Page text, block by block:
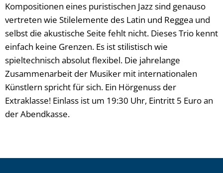
Kompositionen eines puristischen Jazz sind genauso
vertreten wie Stilelemente des Latin und Reggea und
selbst die akustische Seite fehlt nicht. Dieses Trio kennt
einfach keine Grenzen. Es ist stilistisch wie
spieltechnisch absolut flexibel. Die jahrelange
Zusammenarbeit der Musiker mit internationalen
Künstlern spricht für sich. Ein Hörgenuss der
Extraklasse! Einlass ist um 19:30 Uhr, Eintritt 5 Euro an
der Abendkasse.